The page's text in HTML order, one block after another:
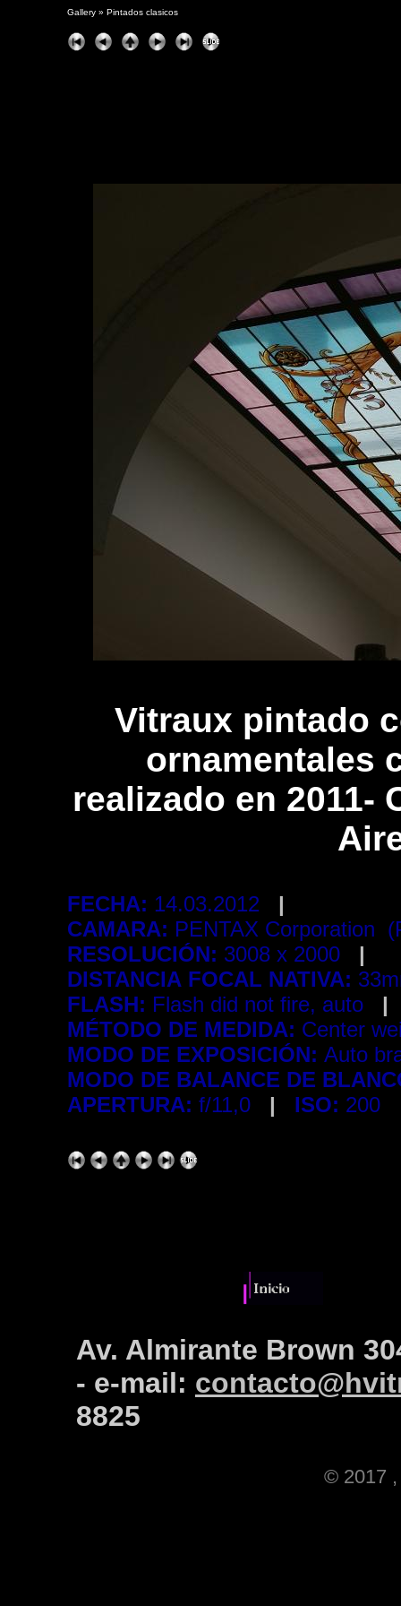
Gallery » Pintados clasicos
Vitraux pintado
ornamentales
realizado en 2011-
FECHA: 14.03.2012
|
CAMARA: PENTAX Corporation
RESOLUCIÓN: 3008 x 2000
|
DISTANCIA FOCAL NATIVA:
FLASH: Flash did not fire, auto
|
MÉTODO DE MEDIDA: Center
MODO DE EXPOSICIÓN: Auto
MODO DE BALANCE DE
APERTURA: f/11,0 | ISO: 200
Av. Almirante Brown
- e-mail:
8825
© 2017 ,